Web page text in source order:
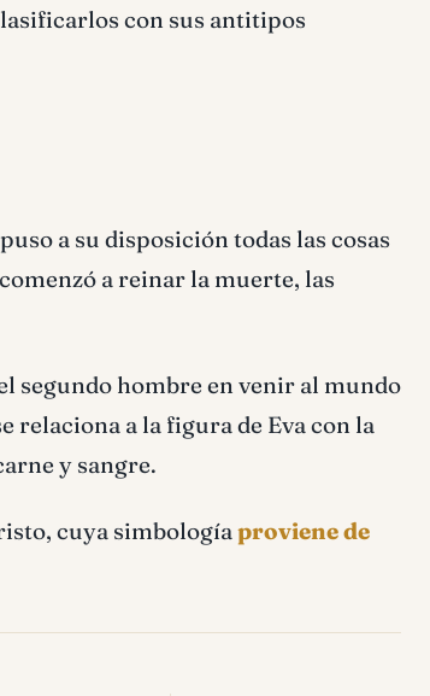
con sus antitipos
a su disposición todas las cosas
a reinar la muerte, las
segundo hombre en venir al mundo
a la figura de Eva con la
y sangre.
cuya simbologíaproviene de